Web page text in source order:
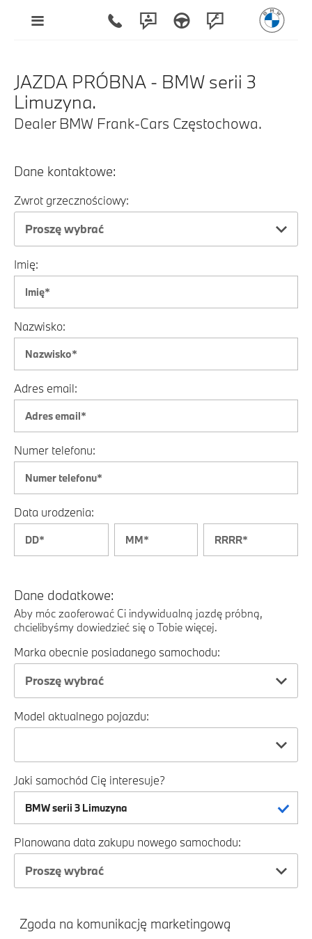
JAZDA PRÓBNA - BMW serii 3
Limuzyna.
Dealer BMW Frank-Cars Częstochowa.
Dane kontaktowe:
Zwrot grzecznościowy:
Proszę wybrać
Imię:
Nazwisko:
Adres email:
Numer telefonu:
Data urodzenia:
Dane dodatkowe:
Aby móc zaoferować Ci indywidualną jazdę próbną,
chcielibyśmy dowiedzieć się o Tobie więcej.
Marka obecnie posiadanego samochodu:
Proszę wybrać
Model aktualnego pojazdu:
Jaki samochód Cię interesuje?
Planowana data zakupu nowego samochodu:
Proszę wybrać
Zgoda na komunikację marketingową